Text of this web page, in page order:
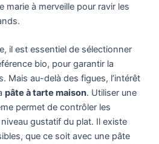
marie à merveille pour ravir les
il est essentiel de sélectionner
bio, pour garantir la
Mais au-delà des figues, l’intérêt
pâte à tarte maison. Utiliser une
permet de contrôler les
gustatif du plat. Il existe
que ce soit avec une pâte